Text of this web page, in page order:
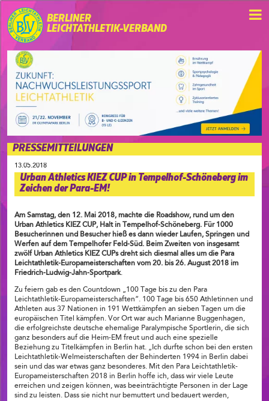
BERLINER
LEICHTATHLETIK-VERBAND
PRESSEMITTEILUNGEN
13.05.2018
Urban Athletics KIEZ CUP in Tempelhof-Schöneberg im
Zeichen der Para-EM!
Am Samstag, den 12. Mai 2018, machte die Roadshow, rund um den
Urban Athletics KIEZ CUP, Halt in Tempelhof-Schöneberg. Für 1000
Besucherinnen und Besucher hieß es dann wieder Laufen, Springen und
Werfen auf dem Tempelhofer Feld-Süd. Beim Zweiten von insgesamt
zwölf Urban Athletics KIEZ CUPs dreht sich diesmal alles um die Para
Leichtathletik-Europameisterschaften vom 20. bis 26. August 2018 im
Friedrich-Ludwig-Jahn-Sportpark.
Zu feiern gab es den Countdown „100 Tage bis zu den Para
Leichtathletik-Europameisterschaften“. 100 Tage bis 650 Athletinnen und
Athleten aus 37 Nationen in 191 Wettkämpfen an sieben Tagen um die
europäischen Titel kämpfen. Vor Ort war auch Marianne Buggenhagen,
die erfolgreichste deutsche ehemalige Paralympische Sportlerin, die sich
ganz besonders auf die Heim-EM freut und auch eine spezielle
Beziehung zu Titelkämpfen in Berlin hat. „Ich durfte schon bei den ersten
Leichtathletik-Welmeisterschaften der Behinderten 1994 in Berlin dabei
sein und das war etwas ganz besonderes. Mit den Para Leichtathletik-
Europameisterschaften 2018 in Berlin hoffe ich, dass wir viele Leute
erreichen und zeigen können, was beeinträchtigte Personen in der Lage
sind zu leisten. Dass sie nicht nur bemuttert und bedauert werden,